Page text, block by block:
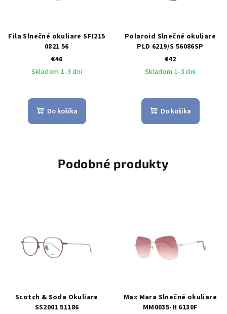
Fila Slnečné okuliare SFI215
0821 56
€46
Skladom 1-3 dni
Do košíka
Polaroid Slnečné okuliare
PLD 6219/S 56086SP
€42
Skladom 1-3 dni
Do košíka
Podobné produkty
Scotch & Soda Okuliare
SS2001 51186
Max Mara Slnečné okuliare
MM0035-H 6130F